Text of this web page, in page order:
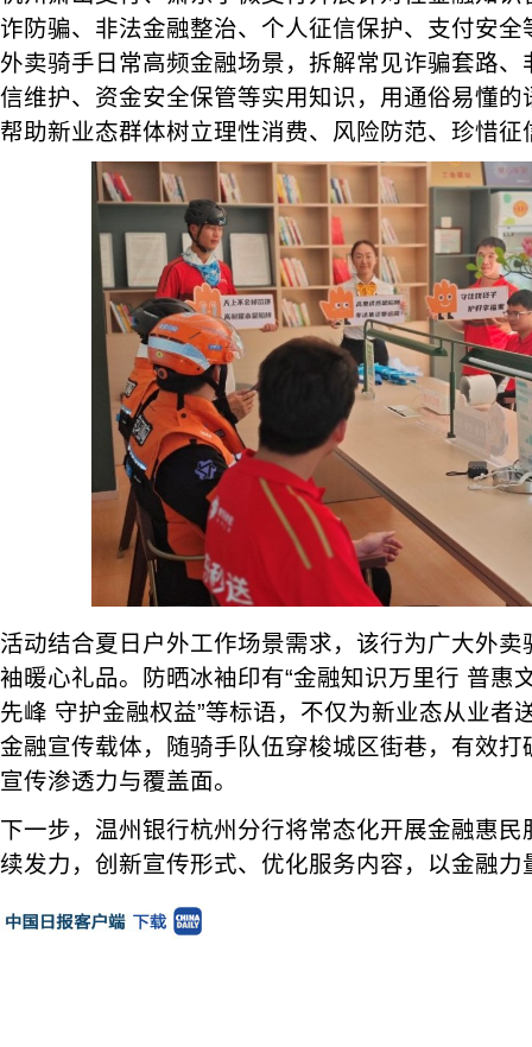
诈防骗、非法金融整治、个人征信保护、支付安
外卖骑手日常高频金融场景，拆解常见诈骗套路
信维护、资金安全保管等实用知识，用通俗易懂
帮助新业态群体树立理性消费、风险防范、珍惜征
活动结合夏日户外工作场景需求，该行为广大外
袖暖心礼品。防晒冰袖印有“金融知识万里行 普惠
先峰 守护金融权益”等标语，不仅为新业态从业者
金融宣传载体，随骑手队伍穿梭城区街巷，有效
宣传渗透力与覆盖面。
下一步，温州银行杭州分行将常态化开展金融惠
续发力，创新宣传形式、优化服务内容，以金融